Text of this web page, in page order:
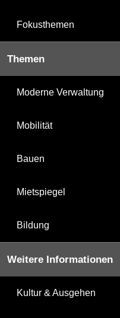
Fokusthemen
Themen
Moderne Verwaltung
Mobilität
Bauen
Mietspiegel
Bildung
Weitere Informationen
Kultur & Ausgehen